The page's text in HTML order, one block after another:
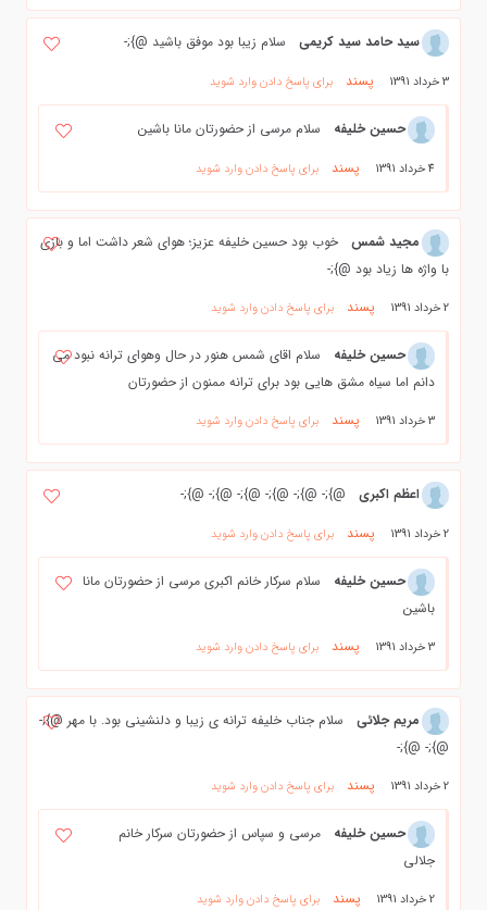
سید حامد سید کریمی سلام زیبا بود موفق باشید @};-
3 خرداد 1391 پسند برای پاسخ دادن وارد شوید
حسین خلیفه سلام مرسی از حضورتان مانا باشین
4 خرداد 1391 پسند برای پاسخ دادن وارد شوید
مجید شمس
خوب بود حسين خليفه عزيز؛ هواي شعر داشت اما و بازي
با واژه ها زياد بود @};-
2 خرداد 1391 پسند برای پاسخ دادن وارد شوید
حسین خلیفه
سلام اقای شمس هنور در حال وهوای ترانه نبود می
دانم اما سیاه مشق هایی بود برای ترانه ممنون از حضورتان
3 خرداد 1391 پسند برای پاسخ دادن وارد شوید
اعظم اکبری @};- @};- @};- @};- @};- @};-
2 خرداد 1391 پسند برای پاسخ دادن وارد شوید
حسین خلیفه
سلام سرکار خانم اکبری مرسی از حضورتان مانا
باشین
3 خرداد 1391 پسند برای پاسخ دادن وارد شوید
مریم جلائی
سلام جناب خلیفه ترانه ی زیبا و دلنشینی بود. با مهر @};-
@};- @};-
2 خرداد 1391 پسند برای پاسخ دادن وارد شوید
حسین خلیفه
مرسی و سپاس از حضورتان سرکار خانم
جلالی
2 خرداد 1391 پسند برای پاسخ دادن وارد شوید